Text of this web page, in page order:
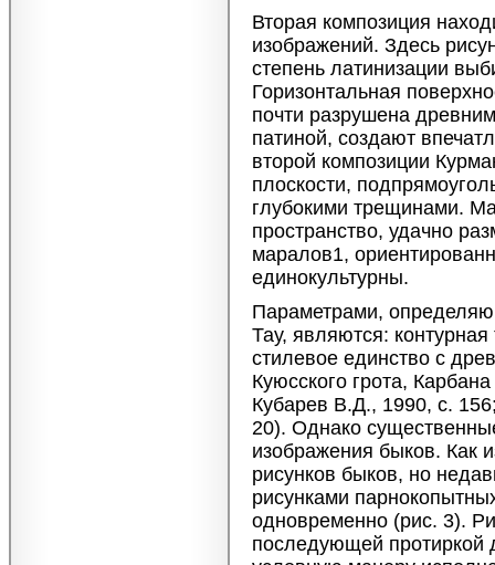
Вторая композиция
изображений. Здесь
степень латинизации
Горизонтальная
почти разрушена
патиной, создают
второй композиции
плоскости,
глубокими трещинами.
пространство, удачно
маралов1,
единокультурны.
Параметрами,
Тау, являются:
стилевое единство с
Куюсского грота,
Кубарев В.Д., 1990, с.
20). Однако
изображения быков. Как
рисунков быков, но
рисунками
одновременно (рис. 3).
последующей протиркой